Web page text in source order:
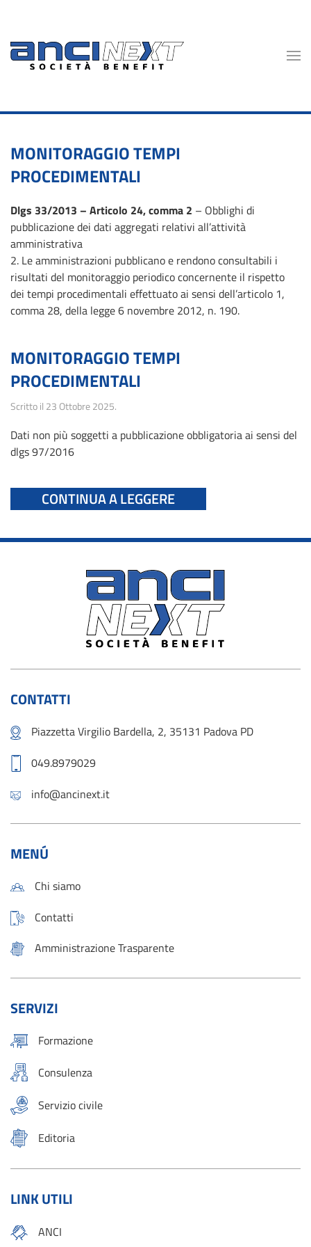
Skip to main content
MONITORAGGIO TEMPI
PROCEDIMENTALI
Dlgs 33/2013 – Articolo 24, comma 2 – Obblighi di
pubblicazione dei dati aggregati relativi all’attività
amministrativa
2. Le amministrazioni pubblicano e rendono consultabili i
risultati del monitoraggio periodico concernente il rispetto
dei tempi procedimentali effettuato ai sensi dell’articolo 1,
comma 28, della legge 6 novembre 2012, n. 190.
MONITORAGGIO TEMPI
PROCEDIMENTALI
Scritto il 23 Ottobre 2025.
Dati non più soggetti a pubblicazione obbligatoria ai sensi del
dlgs 97/2016
CONTINUA A LEGGERE
CONTATTI
Piazzetta Virgilio Bardella, 2, 35131 Padova PD
049.8979029
info@ancinext.it
MENÚ
Chi siamo
Contatti
Amministrazione Trasparente
SERVIZI
Formazione
Consulenza
Servizio civile
Editoria
LINK UTILI
ANCI